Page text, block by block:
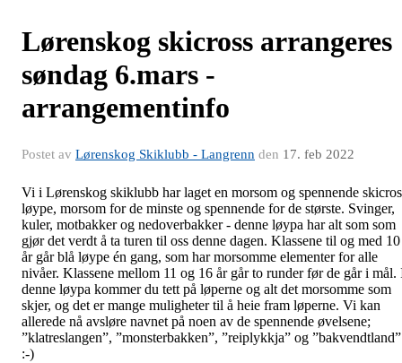
Lørenskog skicross arrangeres
søndag 6.mars -
arrangementinfo
Postet av Lørenskog Skiklubb - Langrenn den 17. feb 2022
Vi i Lørenskog skiklubb har laget en morsom og spennende
løype, morsom for de minste og spennende for de største. Svinger,
kuler, motbakker og nedoverbakker - denne løypa har alt som som
gjør det verdt å ta turen til oss denne dagen. Klassene til og med 10
år går blå løype én gang, som har morsomme elementer for alle
nivåer. Klassene mellom 11 og 16 år går to runder før de går i mål.
denne løypa kommer du tett på løperne og alt det morsomme som
skjer, og det er mange muligheter til å heie fram løperne. Vi kan
allerede nå avsløre navnet på noen av de spennende øvelsene;
”klatreslangen”, ”monsterbakken”, ”reiplykkja” og
:-)